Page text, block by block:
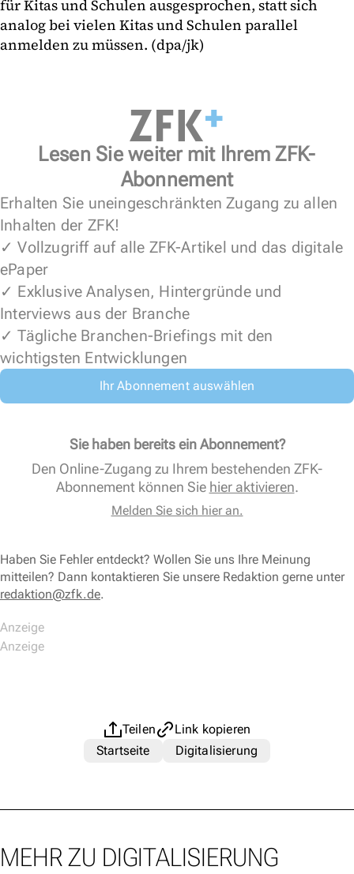
für Kitas und Schulen ausgesprochen, statt sich
analog bei vielen Kitas und Schulen parallel
anmelden zu müssen. (dpa/jk)
Lesen Sie weiter mit Ihrem ZFK-
Abonnement
Erhalten Sie uneingeschränkten Zugang zu allen
Inhalten der ZFK!
✓ Vollzugriff auf alle ZFK-Artikel und das digitale
ePaper
✓ Exklusive Analysen, Hintergründe und
Interviews aus der Branche
✓ Tägliche Branchen-Briefings mit den
wichtigsten Entwicklungen
Ihr Abonnement auswählen
Sie haben bereits ein Abonnement?
Den Online-Zugang zu Ihrem bestehenden ZFK-
Abonnement können Sie hier aktivieren.
Melden Sie sich hier an.
Haben Sie Fehler entdeckt? Wollen Sie uns Ihre Meinung
mitteilen? Dann kontaktieren Sie unsere Redaktion gerne unter
redaktion@zfk.de.
Teilen
Link kopieren
Startseite
Digitalisierung
MEHR ZU DIGITALISIERUNG